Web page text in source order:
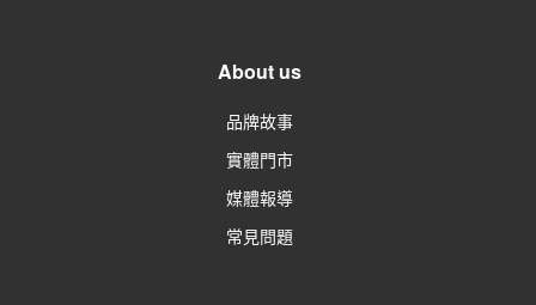
About us
品牌故事
實體門市
媒體報導
常見問題